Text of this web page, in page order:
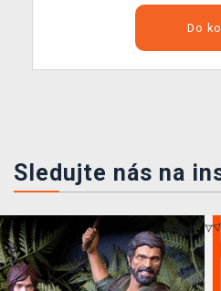
Do
Sledujte nás na